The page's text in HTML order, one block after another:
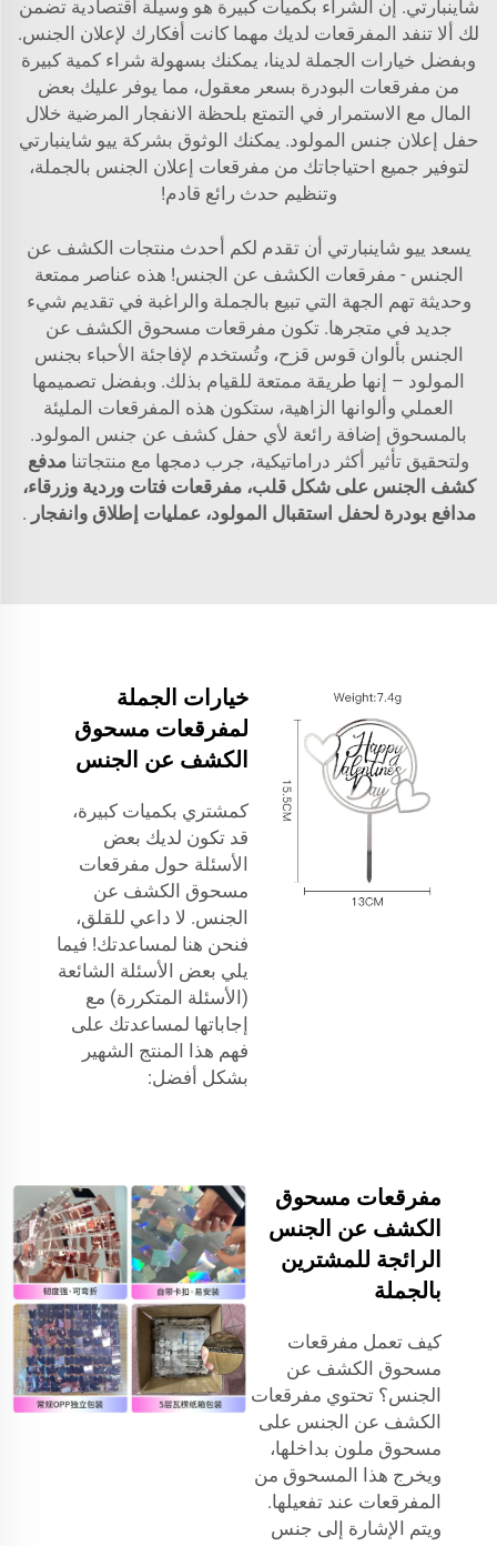
شاينبارتي. إن الشراء بكميات كبيرة هو وسيلة اقتصادية تضمن
لك ألا تنفد المفرقعات لديك مهما كانت أفكارك لإعلان الجنس.
وبفضل خيارات الجملة لدينا، يمكنك بسهولة شراء كمية كبيرة
من مفرقعات البودرة بسعر معقول، مما يوفر عليك بعض
المال مع الاستمرار في التمتع بلحظة الانفجار المرضية خلال
حفل إعلان جنس المولود. يمكنك الوثوق بشركة ييو شاينبارتي
لتوفير جميع احتياجاتك من مفرقعات إعلان الجنس بالجملة،
وتنظيم حدث رائع قادم!
يسعد ييو شاينبارتي أن تقدم لكم أحدث منتجات الكشف عن
الجنس - مفرقعات الكشف عن الجنس! هذه عناصر ممتعة
وحديثة تهم الجهة التي تبيع بالجملة والراغبة في تقديم شيء
جديد في متجرها. تكون مفرقعات مسحوق الكشف عن
الجنس بألوان قوس قزح، وتُستخدم لإفاجئة الأحباء بجنس
المولود – إنها طريقة ممتعة للقيام بذلك. وبفضل تصميمها
العملي وألوانها الزاهية، ستكون هذه المفرقعات المليئة
بالمسحوق إضافة رائعة لأي حفل كشف عن جنس المولود.
ولتحقيق تأثير أكثر دراماتيكية، جرب دمجها مع منتجاتنا مدفع
كشف الجنس على شكل قلب، مفرقعات فتات وردية وزرقاء،
مدافع بودرة لحفل استقبال المولود، عمليات إطلاق وانفجار .
خيارات الجملة
لمفرقعات مسحوق
الكشف عن الجنس
كمشتري بكميات كبيرة،
قد تكون لديك بعض
الأسئلة حول مفرقعات
مسحوق الكشف عن
الجنس. لا داعي للقلق،
فنحن هنا لمساعدتك! فيما
يلي بعض الأسئلة الشائعة
(الأسئلة المتكررة) مع
إجاباتها لمساعدتك على
فهم هذا المنتج الشهير
بشكل أفضل:
مفرقعات مسحوق
الكشف عن الجنس
الرائجة للمشترين
بالجملة
كيف تعمل مفرقعات
مسحوق الكشف عن
الجنس؟ تحتوي مفرقعات
الكشف عن الجنس على
مسحوق ملون بداخلها،
ويخرج هذا المسحوق من
المفرقعات عند تفعيلها.
ويتم الإشارة إلى جنس